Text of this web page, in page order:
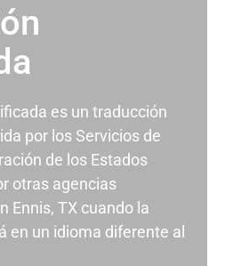
es un traducción
por los Servicios de
de los Estados
otras agencias
Ennis, TX cuando la
en un idioma diferente al